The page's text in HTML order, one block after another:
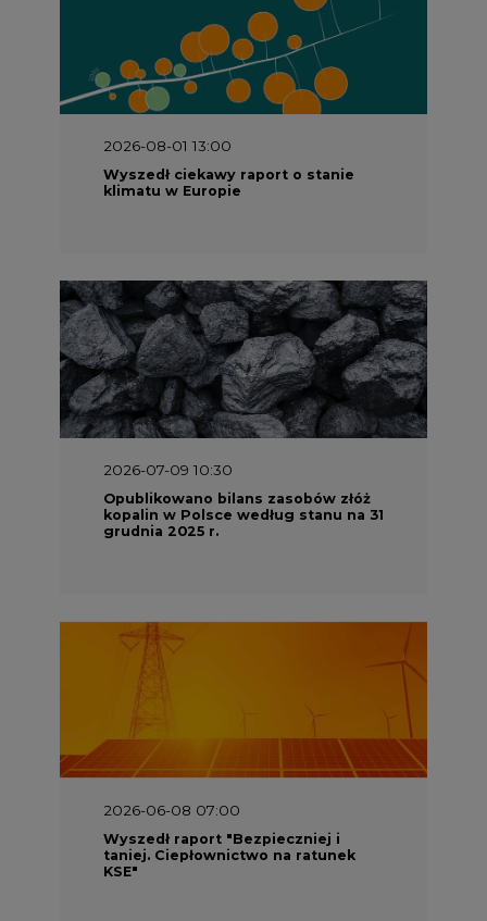
2026-08-01 13:00
Wyszedł ciekawy raport o stanie
klimatu w Europie
2026-07-09 10:30
Opublikowano bilans zasobów złóż
kopalin w Polsce według stanu na 31
grudnia 2025 r.
2026-06-08 07:00
Wyszedł raport "Bezpieczniej i
taniej. Ciepłownictwo na ratunek
KSE"